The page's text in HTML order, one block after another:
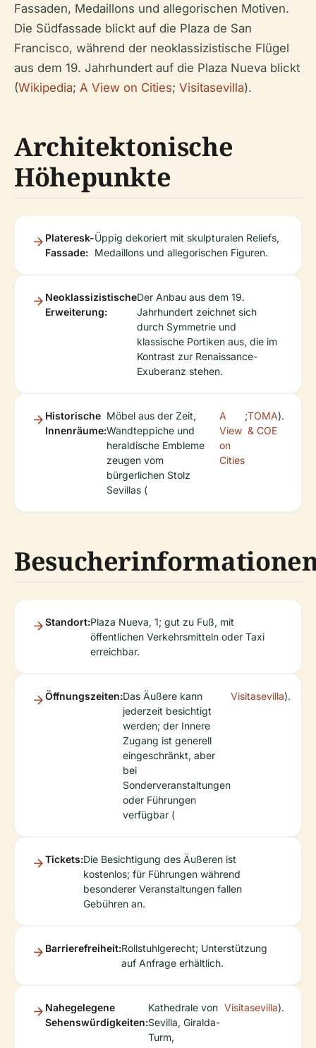
Fassaden, Medaillons und allegorischen Motiven.
Die Südfassade blickt auf die Plaza de San
Francisco, während der neoklassizistische Flügel
aus dem 19. Jahrhundert auf die Plaza Nueva blickt
(Wikipedia; A View on Cities; Visitasevilla).
Architektonische
Höhepunkte
Plateresk-
Fassade:
Üppig dekoriert mit skulpturalen Reliefs,
Medaillons und allegorischen Figuren.
Neoklassizistische
Erweiterung:
Der Anbau aus dem 19.
Jahrhundert zeichnet sich
durch Symmetrie und
klassische Portiken aus, die im
Kontrast zur Renaissance-
Exuberanz stehen.
Historische
Innenräume:
Möbel aus der Zeit,
Wandteppiche und
heraldische Embleme
zeugen vom
bürgerlichen Stolz
Sevillas (
A
View
on
Cities
;TOMA
& COE
).
Standort:Plaza Nueva, 1; gut zu Fuß, mit
öffentlichen Verkehrsmitteln oder Taxi
erreichbar.
Öffnungszeiten:Das Äußere kann
jederzeit besichtigt
werden; der Innere
Zugang ist generell
eingeschränkt, aber
bei
Sonderveranstaltungen
oder Führungen
verfügbar (
Visitasevilla).
Tickets:Die Besichtigung des Äußeren ist
kostenlos; für Führungen während
besonderer Veranstaltungen fallen
Gebühren an.
Barrierefreiheit:Rollstuhlgerecht; Unterstützung
auf Anfrage erhältlich.
Nahegelegene
Sehenswürdigkeiten:
Kathedrale von
Sevilla, Giralda-
Turm,
Visitasevilla).